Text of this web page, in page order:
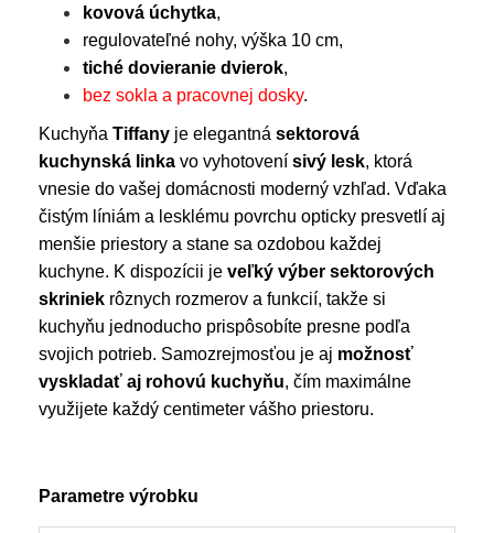
kovová úchytka,
regulovateľné nohy, výška 10 cm,
tiché dovieranie dvierok,
bez sokla a pracovnej dosky.
Kuchyňa Tiffany je elegantná sektorová
kuchynská linka vo vyhotovení sivý lesk, ktorá
vnesie do vašej domácnosti moderný vzhľad. Vďaka
čistým líniám a lesklému povrchu opticky presvetlí aj
menšie priestory a stane sa ozdobou každej
kuchyne. K dispozícii je veľký výber sektorových
skriniek rôznych rozmerov a funkcií, takže si
kuchyňu jednoducho prispôsobíte presne podľa
svojich potrieb. Samozrejmosťou je aj možnosť
vyskladať aj rohovú kuchyňu, čím maximálne
využijete každý centimeter vášho priestoru.
Parametre výrobku